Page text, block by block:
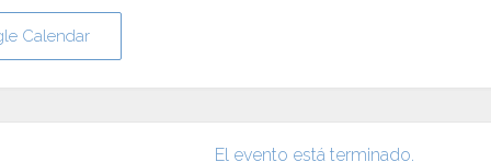
Calendar
El evento está terminado.